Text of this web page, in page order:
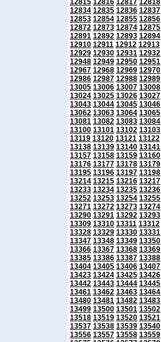
12815 12816 12817 12818
12834 12835 12836 12837
12853 12854 12855 12856
12872 12873 12874 12875
12891 12892 12893 12894
12910 12911 12912 12913
12929 12930 12931 12932
12948 12949 12950 12951
12967 12968 12969 12970
12986 12987 12988 12989
13005 13006 13007 13008
13024 13025 13026 13027
13043 13044 13045 13046
13062 13063 13064 13065
13081 13082 13083 13084
13100 13101 13102 13103
13119 13120 13121 13122
13138 13139 13140 13141
13157 13158 13159 13160
13176 13177 13178 13179
13195 13196 13197 13198
13214 13215 13216 13217
13233 13234 13235 13236
13252 13253 13254 13255
13271 13272 13273 13274
13290 13291 13292 13293
13309 13310 13311 13312
13328 13329 13330 13331
13347 13348 13349 13350
13366 13367 13368 13369
13385 13386 13387 13388
13404 13405 13406 13407
13423 13424 13425 13426
13442 13443 13444 13445
13461 13462 13463 13464
13480 13481 13482 13483
13499 13500 13501 13502
13518 13519 13520 13521
13537 13538 13539 13540
13556 13557 13558 13559